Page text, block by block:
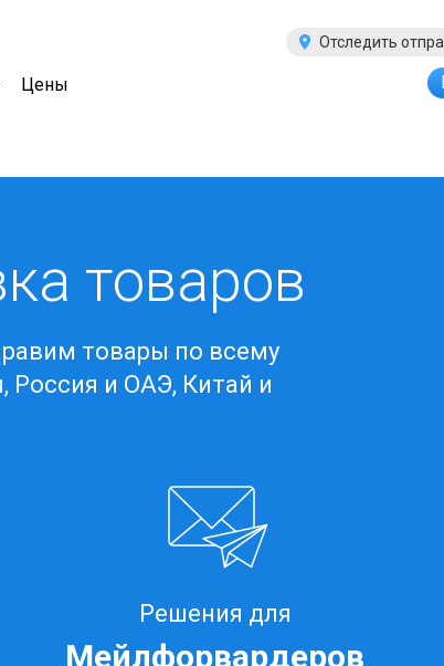
Отследить
Цены
товаров
товары по всему
Россия и ОАЭ, Китай и
Решения для
Мейлфорвардеров